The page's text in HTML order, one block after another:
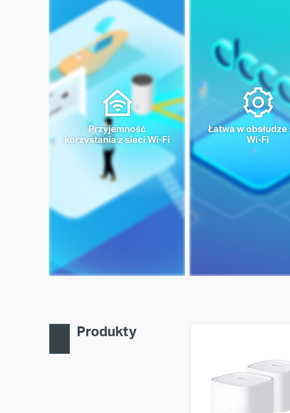
Przyjemność
korzystania z sieci Wi-Fi
Łatwa w obsłudze
Wi-Fi
Produkty